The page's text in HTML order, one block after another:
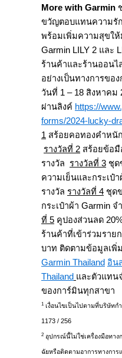
More with Garmin
ขวัญตอบแทนความรั
พร้อมเพิ่มความสุขให้
Garmin LILY 2 และ
ร้านค้าและร้านออนไ
อย่างเป็นทางการขอ
วันที่ 1 – 18 สิงหาคม
ผ่านลิงค์ https://
forms/2024-lucky-
1 สร้อยคอทองคำหนั
รางวัลที่ 2 สร้อยข้อมื
รางวัล รางวัลที่ 3 ชุด
ความเย็นและกระเป๋
รางวัล รางวัลที่ 4 ชุด
กระเป๋าผ้า Garmin
ที่ 5 คูปองส่วนลด
ร้านค้าที่เข้าร่วมราย
บาท ติดตามข้อมูลเพิ่
Garmin Thailand อิน
Thailand และตัวแทน
ของการ์มินทุกสาขา
1 เงื่อนไขเป็นไปตามที่บริษัทก
1173 / 256
2 อุปกรณ์นี้ไม่ใช่เครื่องมือทาง
ฉัยหรือติดตามอาการทางการ